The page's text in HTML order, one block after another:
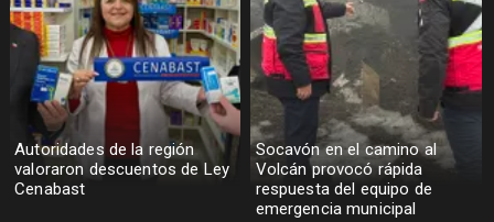
Autoridades de la región
valoraron descuentos de Ley
Cenabast
Socavón en el camino al
Volcán provocó rápida
respuesta del equipo de
emergencia municipal